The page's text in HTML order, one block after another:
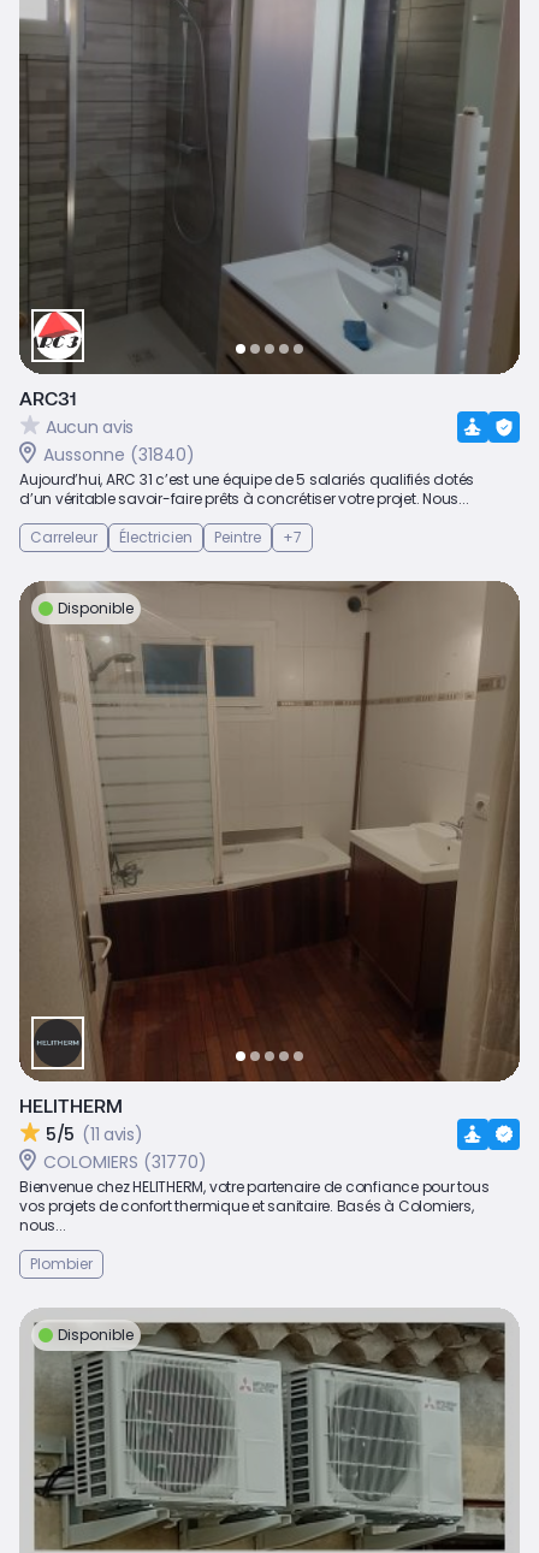
ARC31
Aucun avis
Aussonne (31840)
Aujourd’hui, ARC 31 c’est une équipe de 5 salariés qualifiés dotés
d’un véritable savoir-faire prêts à concrétiser votre projet. Nous...
Carreleur
Électricien Peintre +7
Disponible
HELITHERM
5/5 (11 avis)
COLOMIERS (31770)
Bienvenue chez HELITHERM, votre partenaire de confiance pour tous
vos projets de confort thermique et sanitaire. Basés à Colomiers,
nous...
Plombier
Disponible